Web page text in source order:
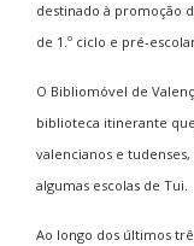
destinado à promoção
de 1.º ciclo e pré-
O Bibliomóvel de
biblioteca itinerante
valencianos e
algumas escolas de Tui.
Ao longo dos últimos